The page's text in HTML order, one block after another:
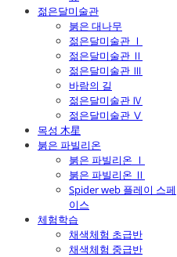
젊은달미술관
붉은 대나무
젊은달미술관 Ⅰ
젊은달미술관 Ⅱ
젊은달미술관 Ⅲ
바람의 길
젊은달미술관 Ⅳ
젊은달미술관 Ⅴ
목성 木星
붉은 파빌리온
붉은 파빌리온 Ⅰ
붉은 파빌리온 Ⅱ
Spider web 플레이 스페
이스
체험학습
채색체험 초급반
채색체험 중급반